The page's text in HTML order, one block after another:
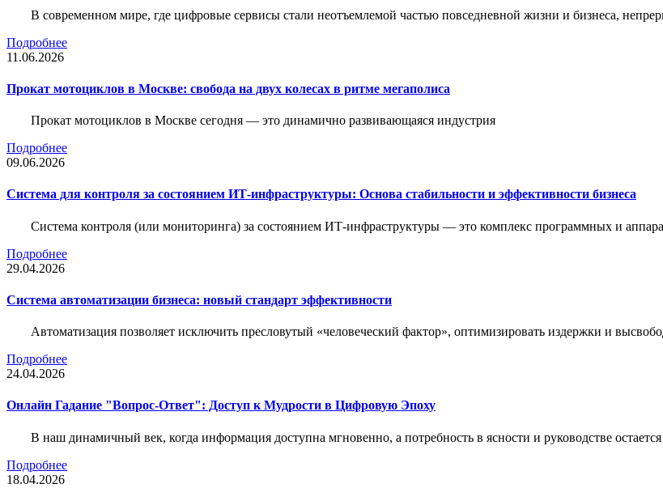
В современном мире, где цифровые сервисы стали неотъемлемой частью повседневной жизни и бизнеса,
Подробнее
11.06.2026
Прокат мотоциклов в Москве: свобода на двух колесах в ритме мегаполиса
Прокат мотоциклов в Москве сегодня — это динамично развивающаяся индустрия
Подробнее
09.06.2026
Система для контроля за состоянием ИТ-инфраструктуры: Основа стабильности и эффективности бизнеса
Система контроля (или мониторинга) за состоянием ИТ-инфраструктуры — это комплекс программных и
Подробнее
29.04.2026
Система автоматизации бизнеса: новый стандарт эффективности
Автоматизация позволяет исключить пресловутый «человеческий фактор», оптимизировать издержки и
Подробнее
24.04.2026
Онлайн Гадание "Вопрос-Ответ": Доступ к Мудрости в Цифровую Эпоху
В наш динамичный век, когда информация доступна мгновенно, а потребность в ясности и руководстве
Подробнее
18.04.2026